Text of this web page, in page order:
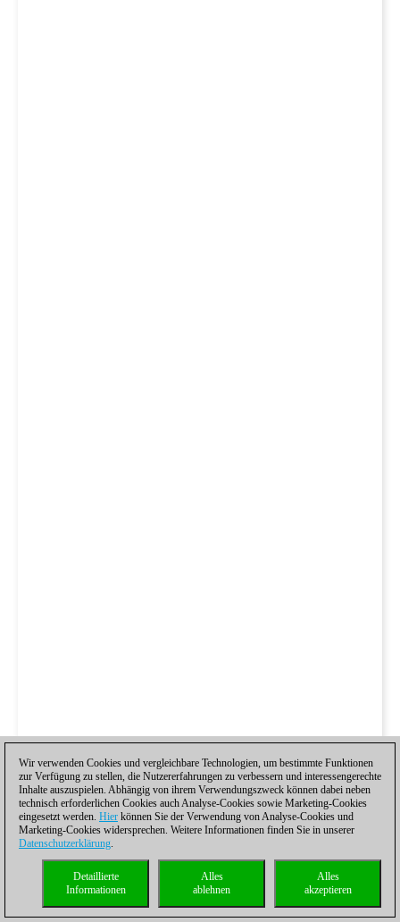
Wir verwenden Cookies und vergleichbare Technologien, um bestimmte Funktionen
zur Verfügung zu stellen, die Nutzererfahrungen zu verbessern und interessengerechte
Inhalte auszuspielen. Abhängig von ihrem Verwendungszweck können dabei neben
technisch erforderlichen Cookies auch Analyse-Cookies sowie Marketing-Cookies
eingesetzt werden. Hier können Sie der Verwendung von Analyse-Cookies und
Marketing-Cookies widersprechen. Weitere Informationen finden Sie in unserer
Datenschutzerklärung.
Alles
akzeptieren
Alles
ablehnen
Detaillierte
Informationen